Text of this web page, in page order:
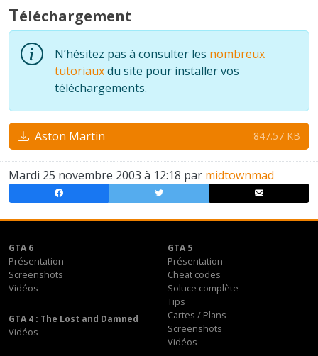
Téléchargement
N’hésitez pas à consulter les nombreux
tutoriauxdu site pour installer vos
téléchargements.
Aston Martin 847.57 KB
Mardi 25 novembre 2003 à 12:18 par midtownmad
GTA 6
Présentation
Screenshots
Vidéos
GTA 5
Présentation
Cheat codes
Soluce complète
Tips
Cartes / Plans
Screenshots
Vidéos
GTA 4 : The Lost and Damned
Vidéos